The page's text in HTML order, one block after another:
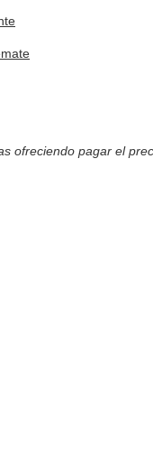
ofreciendo pagar el